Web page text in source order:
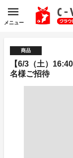
メニュー
商品
【6/3（土）
名様ご招待